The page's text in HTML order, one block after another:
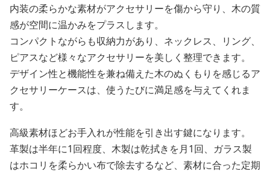
内装の柔らかな素材がアクセサリーを傷から守り、木の質
感が空間に温かみをプラスします。
コンパクトながらも収納力があり、ネックレス、リング、
ピアスなど様々なアクセサリーを美しく整理できます。
デザイン性と機能性を兼ね備えた木のぬくもりを感じるア
クセサリーケースは、使うたびに満足感を与えてくれま
す。
高級素材ほどお手入れが性能を引き出す鍵になります。
革製は半年に1回程度、木製は乾拭きを月1回、ガラス製
はホコリを柔らかい布で除去するなど、素材に合った定期